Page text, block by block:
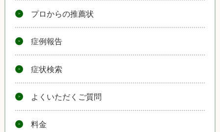
プロからの推薦状
症例報告
症状検索
よくいただくご質問
料金